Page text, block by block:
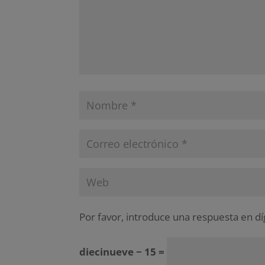
Por favor, introduce una respuesta en
diecinueve − 15 =